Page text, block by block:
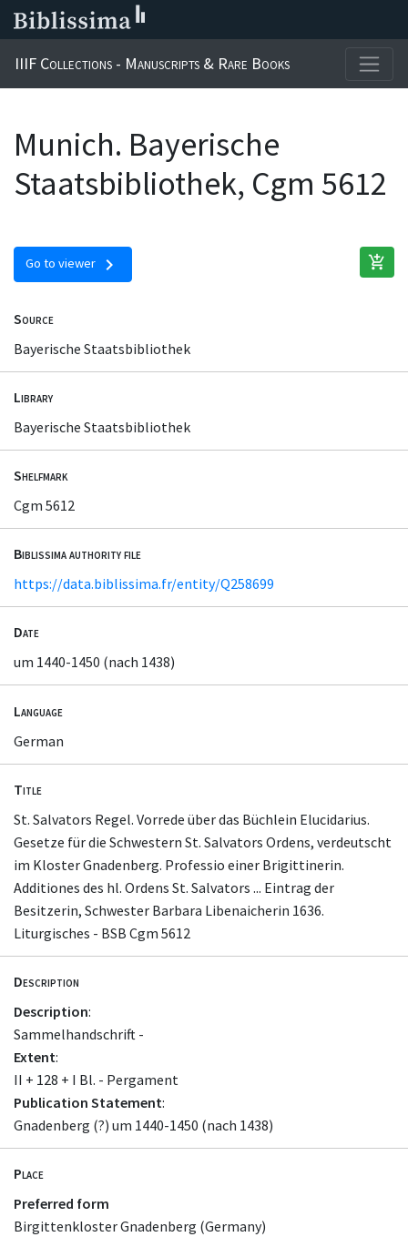
IIIF Collections - Manuscripts & Rare Books
Munich. Bayerische
Staatsbibliothek, Cgm 5612
Go to viewer chevron_right add_shopping_cart
Source
Bayerische Staatsbibliothek
Library
Bayerische Staatsbibliothek
Shelfmark
Cgm 5612
Biblissima authority file
https://data.biblissima.fr/entity/Q258699
Date
um 1440-1450 (nach 1438)
Language
German
Title
St. Salvators Regel. Vorrede über das Büchlein Elucidarius.
Gesetze für die Schwestern St. Salvators Ordens, verdeutscht
im Kloster Gnadenberg. Professio einer Brigittinerin.
Additiones des hl. Ordens St. Salvators ... Eintrag der
Besitzerin, Schwester Barbara Libenaicherin 1636.
Liturgisches - BSB Cgm 5612
Description
Description:
Sammelhandschrift -
Extent:
II + 128 + I Bl. - Pergament
Publication Statement:
Gnadenberg (?) um 1440-1450 (nach 1438)
Place
Preferred form
Birgittenkloster Gnadenberg (Germany)